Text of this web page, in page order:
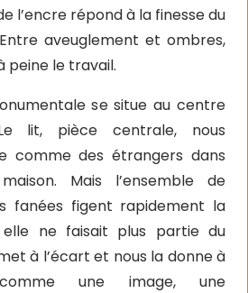
l’encre répond à la finesse du
aveuglement et ombres,
peine le travail.
se situe au centre
lit, pièce centrale, nous
comme des étrangers dans
Mais l’ensemble de
fanées figent rapidement la
ne faisait plus partie du
à l’écart et nous la donne à
une image, une